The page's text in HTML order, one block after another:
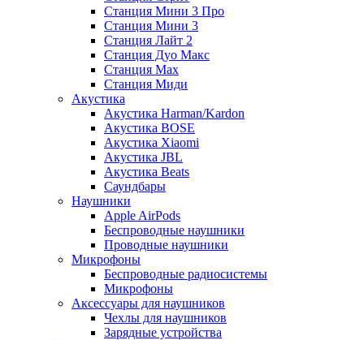
Станция Мини 3 Про
Станция Мини 3
Станция Лайт 2
Станция Дуо Макс
Станция Max
Станция Миди
Акустика
Акустика Harman/Kardon
Акустика BOSE
Акустика Xiaomi
Акустика JBL
Акустика Beats
Саундбары
Наушники
Apple AirPods
Беспроводные наушники
Проводные наушники
Микрофоны
Беспроводные радиосистемы
Микрофоны
Аксессуары для наушников
Чехлы для наушников
Зарядные устройства